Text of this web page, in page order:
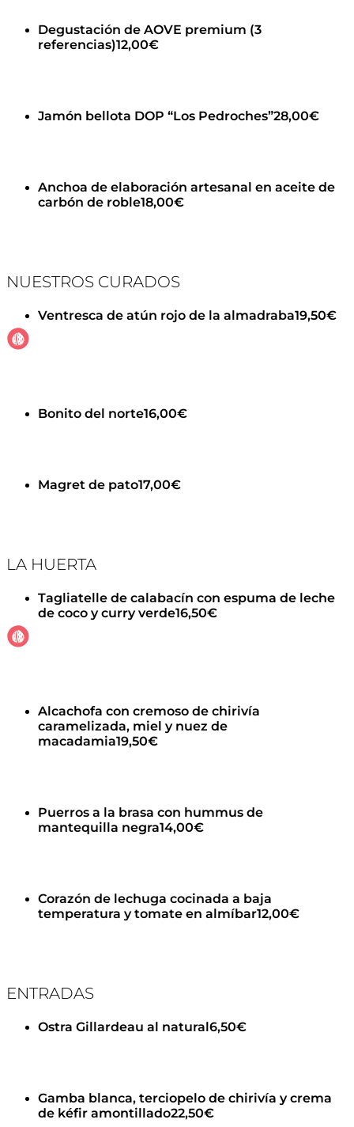
Degustación de AOVE premium (3
referencias)12,00€
Jamón bellota DOP “Los Pedroches”28,00€
Anchoa de elaboración artesanal en aceite de
carbón de roble18,00€
NUESTROS CURADOS
Ventresca de atún rojo de la almadraba19,50€
Bonito del norte16,00€
Magret de pato17,00€
LA HUERTA
Tagliatelle de calabacín con espuma de leche
de coco y curry verde16,50€
Alcachofa con cremoso de chirivía
caramelizada, miel y nuez de
macadamia19,50€
Puerros a la brasa con hummus de
mantequilla negra14,00€
Corazón de lechuga cocinada a baja
temperatura y tomate en almíbar12,00€
ENTRADAS
Ostra Gillardeau al natural6,50€
Gamba blanca, terciopelo de chirivía y crema
de kéfir amontillado22,50€